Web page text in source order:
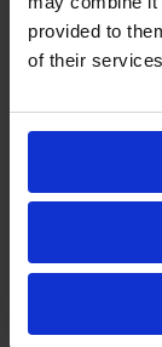
provided to
of their